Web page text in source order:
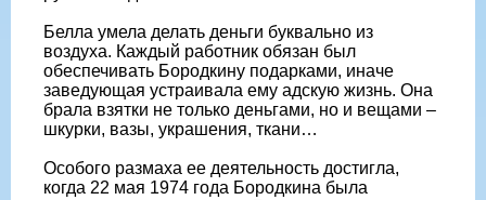
Белла умела делать деньги буквально из
воздуха. Каждый работник обязан был
обеспечивать Бородкину подарками, иначе
заведующая устраивала ему адскую жизнь. Она
брала взятки не только деньгами, но и вещами –
шкурки, вазы, украшения, ткани…
Особого размаха ее деятельность достигла,
когда 22 мая 1974 года Бородкина была